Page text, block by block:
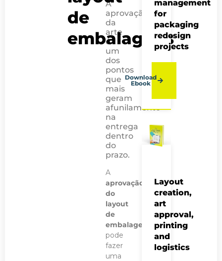
de
embalagens
A
aprovação
da
arte
é
um
dos
pontos
que
mais
geram
afunilamento
na
entrega
dentro
do
prazo.
A
aprovação
do
layout
de
embalagens
pode
fazer
uma
management
for
packaging
redesign
projects
Download
Ebook
Layout
creation,
art
approval,
printing
and
logistics